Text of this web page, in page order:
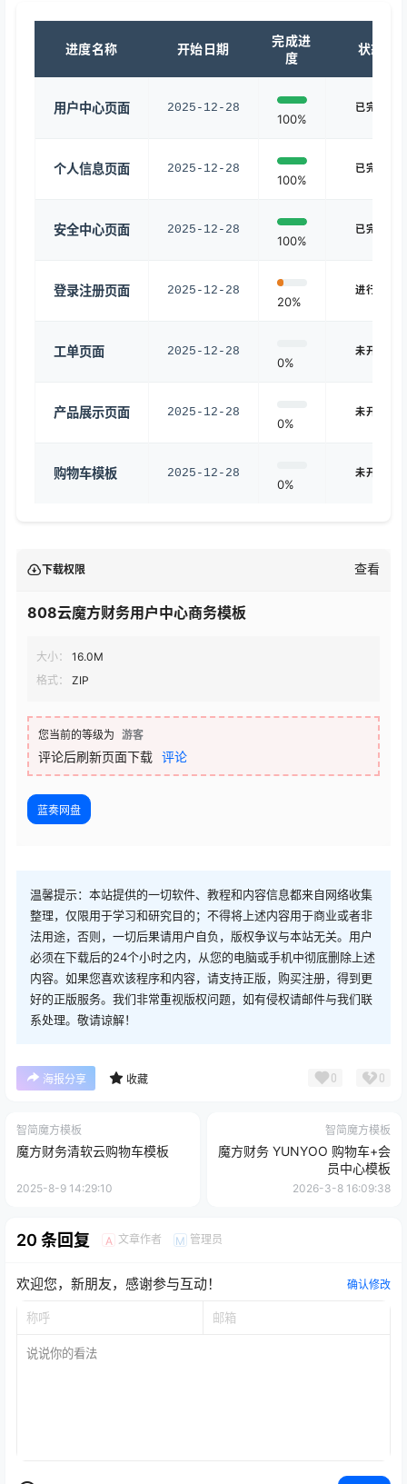
进度名称 开始日期
完成进
度
状态
用户中心页面 2025-12-28
100%
已完成
个人信息页面 2025-12-28
100%
已完成
安全中心页面 2025-12-28
100%
已完成
登录注册页面 2025-12-28
20%
进行中
工单页面 2025-12-28
0%
未开始
产品展示页面 2025-12-28
0%
未开始
购物车模板 2025-12-28
0%
未开始
下载权限 查看
808云魔方财务用户中心商务模板
大小：
16.0M
格式：
ZIP
您当前的等级为 游客
评论后刷新页面下载 评论
蓝奏网盘
温馨提示：本站提供的一切软件、教程和内容信息都来自网络收集
整理，仅限用于学习和研究目的；不得将上述内容用于商业或者非
法用途，否则，一切后果请用户自负，版权争议与本站无关。用户
必须在下载后的24个小时之内，从您的电脑或手机中彻底删除上述
内容。如果您喜欢该程序和内容，请支持正版，购买注册，得到更
好的正版服务。我们非常重视版权问题，如有侵权请邮件与我们联
系处理。敬请谅解！
海报分享 收藏 0 0
智简魔方模板
魔方财务清软云购物车模板
2025-8-9 14:29:10
智简魔方模板
魔方财务 YUNYOO 购物车+会
员中心模板
2026-3-8 16:09:38
20 条回复 A 文章作者 M 管理员
欢迎您，新朋友，感谢参与互动！ 确认修改